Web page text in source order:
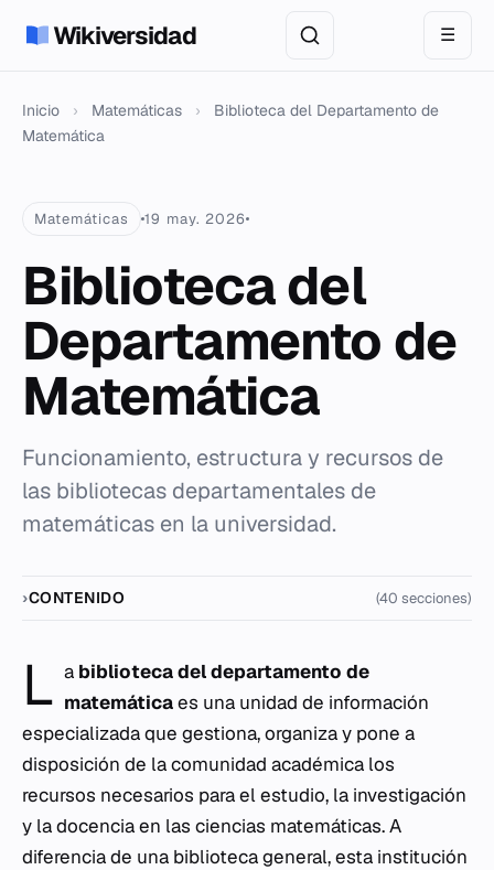
Wikiversidad ☰
Inicio › Matemáticas ›
Biblioteca del Departamento de
Matemática
Matemáticas 19 may. 2026
Biblioteca del
Departamento de
Matemática
Funcionamiento, estructura y recursos de
las bibliotecas departamentales de
matemáticas en la universidad.
CONTENIDO (40 secciones)
L a biblioteca del departamento de
matemáticaes una unidad de información
especializada que gestiona, organiza y pone a
disposición de la comunidad académica los
recursos necesarios para el estudio, la investigación
y la docencia en las ciencias matemáticas. A
diferencia de una biblioteca general, esta institución